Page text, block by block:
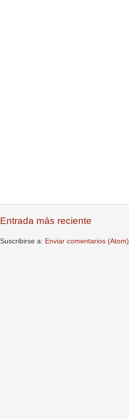
Entrada más reciente
Suscribirse a: Enviar comentarios (Atom)